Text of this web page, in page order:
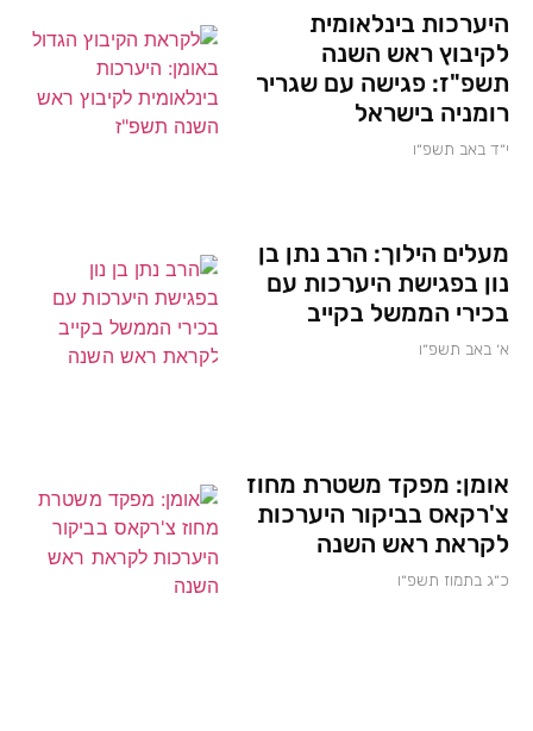
היערכות בינלאומית
לקיבוץ ראש השנה
תשפ"ז: פגישה עם שגריר
רומניה בישראל
י״ד באב תשפ״ו
מעלים הילוך: הרב נתן בן
נון בפגישת היערכות עם
בכירי הממשל בקייב
א׳ באב תשפ״ו
אומן: מפקד משטרת מחוז
צ'רקאס בביקור היערכות
לקראת ראש השנה
כ״ג בתמוז תשפ״ו